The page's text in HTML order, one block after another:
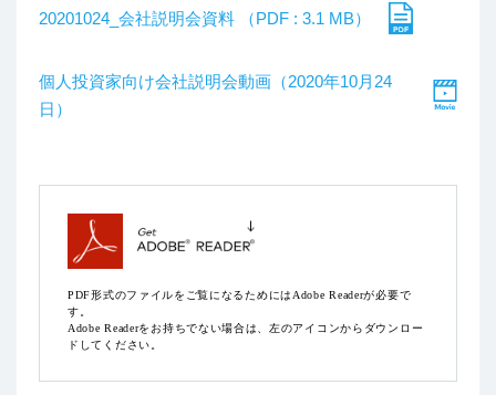
20201024_会社説明会資料 （PDF : 3.1 MB）
個人投資家向け会社説明会動画（2020年10月24
日）
PDF形式のファイルをご覧になるためにはAdobe Readerが必要で
す。
Adobe Readerをお持ちでない場合は、左のアイコンからダウンロー
ドしてください。